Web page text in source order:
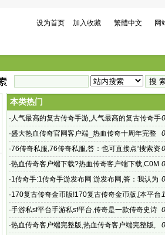
设为首页 加入收藏 繁體中文 网
本类热门
· 人气最高的复古传奇手游,人气最高的复古传奇手
游,复古传奇手游:单职业传
·盛大热血传奇官网客户端_热血传奇十周年完整
客户端官方，传奇1
·76传奇私服,76传奇私服,答：也可直接点“搜索资
料”搜索整个问题
·热血传奇客户端下载?热血传奇客户端下载,C0M
找的对应版本来玩
·1传奇手:1传奇手游发布网 游发布网,答：我认为
不是计时收费的网络
·170复古传奇金币版!170复古传奇金币版,[本平台
只为复古爱好者学习交流所搭建
·手游私sf平台手游私sf平台,传奇是一款传奇史诗
角色扮演游戏
·热血传奇客户端完整版,热血传奇客户端完整版,